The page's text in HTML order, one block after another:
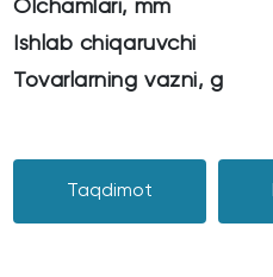
Olchamlari, mm
Ishlab chiqaruvchi
Tovarlarning vazni, g
Taqdimot